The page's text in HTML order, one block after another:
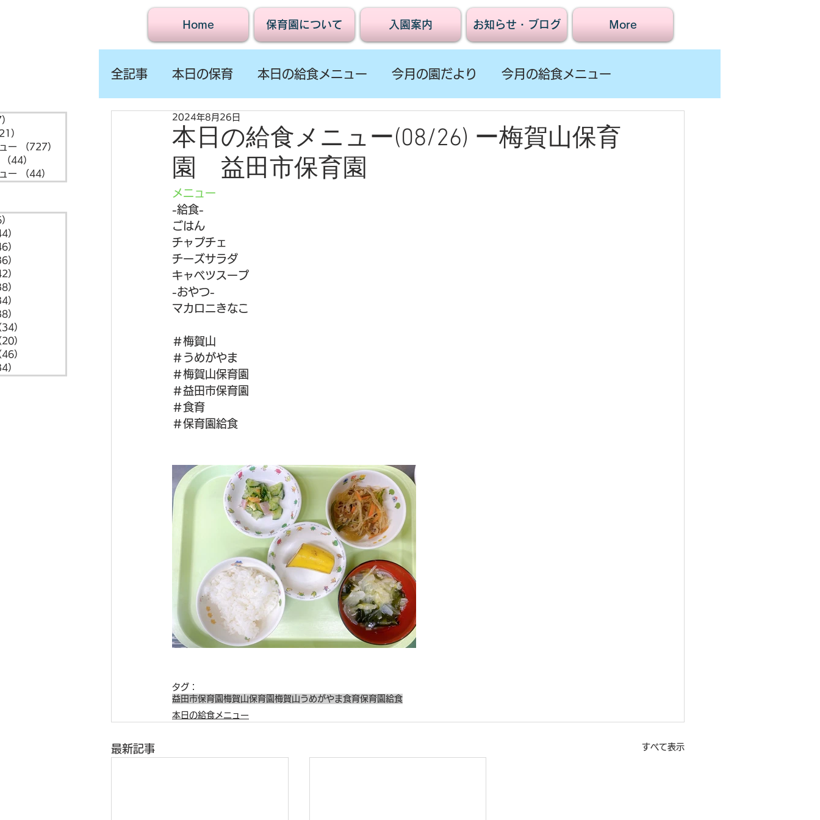
Home 保育園について 入園案内 お知らせ・ブログ More
）
ー
（727）
（44）
ー
（44）
）
）
）
）
）
）
）
）
）
）
）
全記事 本日の保育 本日の給食メニュー 今月の園だより 今月の給食メニュー
本日の給食メニュー(08/26) ー梅賀山保育
園 益田市保育園
2024年8月26日
メニュー
-給食-
ごはん
チャプチェ
チーズサラダ
キャベツスープ
-おやつ-
マカロニきなこ
＃梅賀山
＃うめがやま
＃梅賀山保育園
＃益田市保育園
＃食育
＃保育園給食
タグ：
益田市保育園 梅賀山保育園 梅賀山うめがやま食育保育園給食
本日の給食メニュー
最新記事 すべて表示